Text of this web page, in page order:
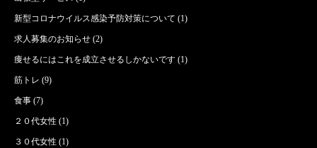
新型コロナウイルス感染予防対策について (1)
求人募集のお知らせ (2)
痩せるにはこれを成立させるしかないです (1)
筋トレ (9)
食事 (7)
２０代女性 (1)
３０代女性 (1)